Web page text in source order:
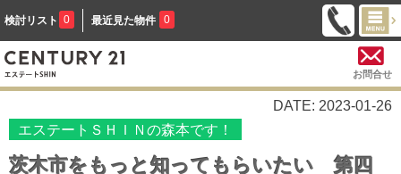
検討リスト 0 最近見た物件 0
お問合せ
DATE: 2023-01-26
エステートＳＨＩＮの森本です！
茨木市をもっと知ってもらいたい 第四